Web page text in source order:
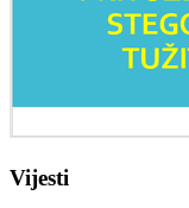
Vijesti